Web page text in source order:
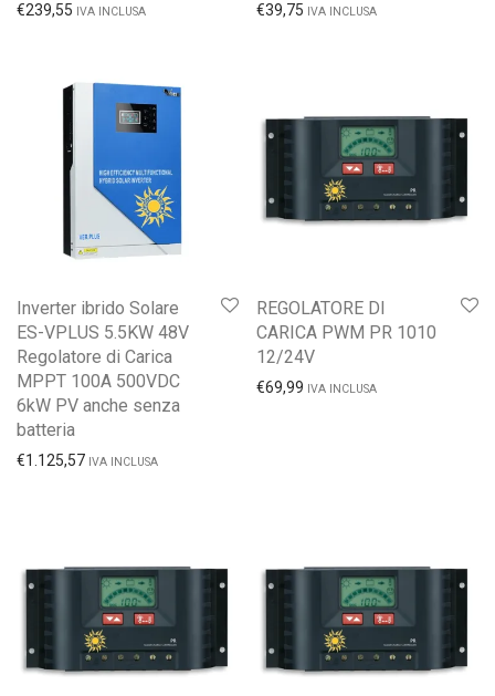
€239,55 IVA INCLUSA €39,75 IVA INCLUSA
Inverter ibrido Solare
ES-VPLUS 5.5KW 48V
Regolatore di Carica
MPPT 100A 500VDC
6kW PV anche senza
batteria
€1.125,57 IVA INCLUSA
REGOLATORE DI
CARICA PWM PR 1010
12/24V
€69,99 IVA INCLUSA